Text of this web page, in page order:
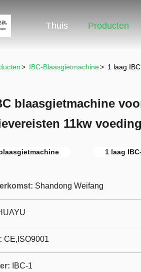
Thuis Producten
> IBC-Blaasgietmachine> 1 laag
blaasgietmachine
11kw
1 laag
Shandong Weifang
CE,ISO9001
IBC-1